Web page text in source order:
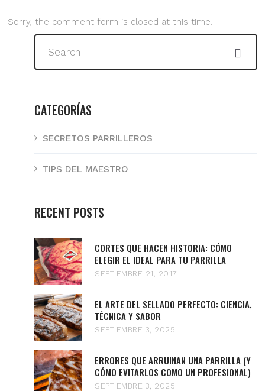
Sorry, the comment form is closed at this time.
CATEGORÍAS
SECRETOS PARRILLEROS
TIPS DEL MAESTRO
RECENT POSTS
CORTES QUE HACEN HISTORIA: CÓMO
ELEGIR EL IDEAL PARA TU PARRILLA
SEPTIEMBRE 21, 2017
EL ARTE DEL SELLADO PERFECTO: CIENCIA,
TÉCNICA Y SABOR
SEPTIEMBRE 3, 2025
ERRORES QUE ARRUINAN UNA PARRILLA (Y
CÓMO EVITARLOS COMO UN PROFESIONAL)
SEPTIEMBRE 3, 2025